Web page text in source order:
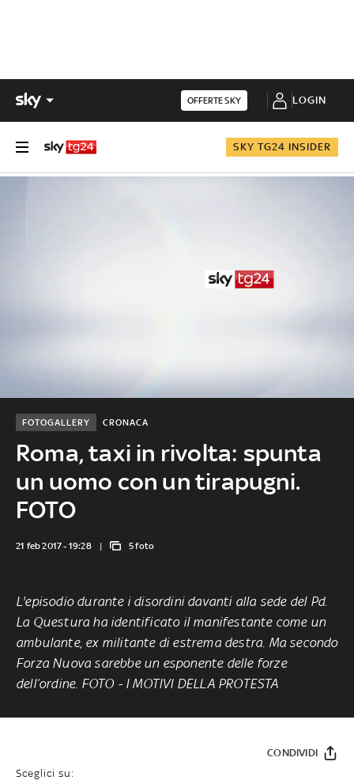
OFFERTE SKY LOGIN
SKY TG24 INSIDER
Roma, taxi in rivolta: spunta
un uomo con un tirapugni.
FOTO
CRONACA
FOTOGALLERY
21 feb 2017 - 19:28 5 foto
L'episodio durante i disordini davanti alla sede del Pd.
La Questura ha identificato il manifestante come un
ambulante, ex militante di estrema destra. Ma secondo
Forza Nuova sarebbe un esponente delle forze
dell’ordine. FOTO- I MOTIVI DELLA PROTESTA
Sceglici su:
CONDIVIDI